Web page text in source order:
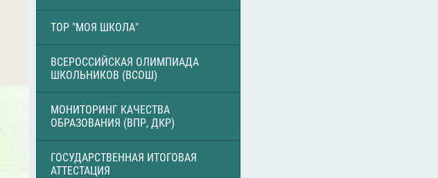
ТОР "МОЯ ШКОЛА"
ВСЕРОССИЙСКАЯ ОЛИМПИАДА
ШКОЛЬНИКОВ (ВСОШ)
МОНИТОРИНГ КАЧЕСТВА
ОБРАЗОВАНИЯ (ВПР, ДКР)
ГОСУДАРСТВЕННАЯ ИТОГОВАЯ
АТТЕСТАЦИЯ